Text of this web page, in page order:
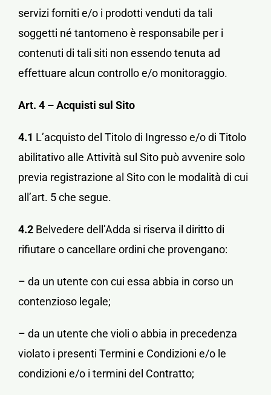
servizi forniti e/o i prodotti venduti da tali
soggetti né tantomeno è responsabile per i
contenuti di tali siti non essendo tenuta ad
effettuare alcun controllo e/o monitoraggio.
Art. 4 – Acquisti sul Sito
4.1 L’acquisto del Titolo di Ingresso e/o di Titolo
abilitativo alle Attività sul Sito può avvenire solo
previa registrazione al Sito con le modalità di cui
all’art. 5 che segue.
4.2 Belvedere dell’Adda si riserva il diritto di
rifiutare o cancellare ordini che provengano:
– da un utente con cui essa abbia in corso un
contenzioso legale;
– da un utente che violi o abbia in precedenza
violato i presenti Termini e Condizioni e/o le
condizioni e/o i termini del Contratto;